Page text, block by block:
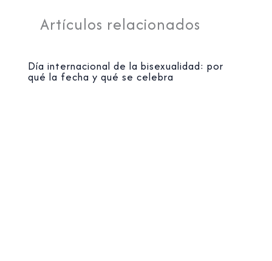
Artículos relacionados
Día internacional de la bisexualidad: por
qué la fecha y qué se celebra